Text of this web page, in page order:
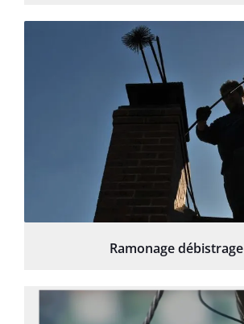
Ramonage débistrage